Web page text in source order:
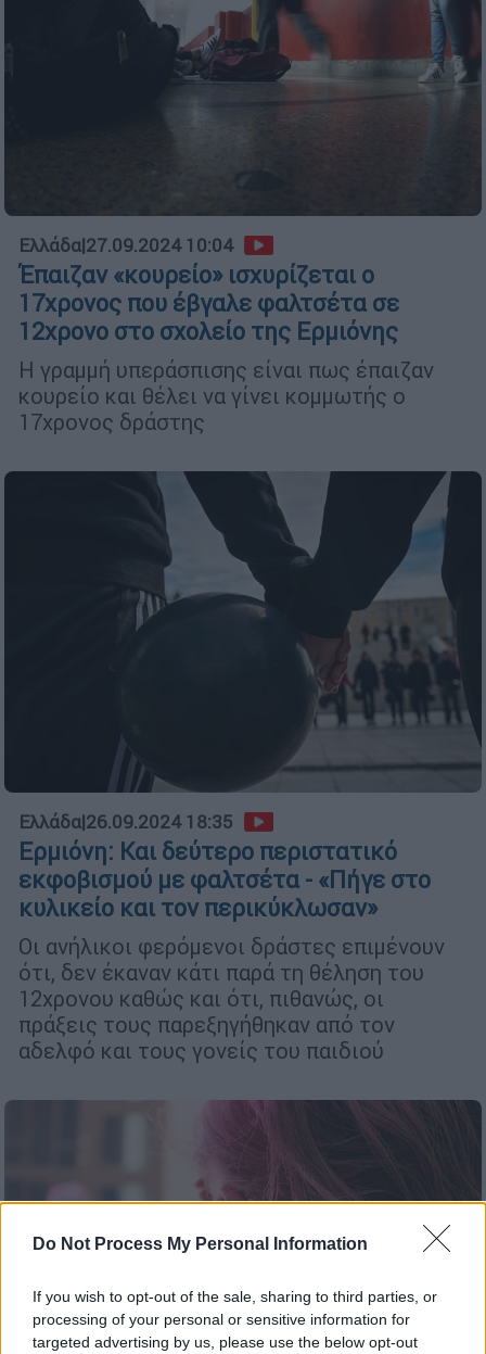
Do Not Process My Personal Information
If you wish to opt-out of the sale, sharing to third parties, or
processing of your personal or sensitive information for
targeted advertising by us, please use the below opt-out
Ελλάδα|27.09.2024 10:04
Έπαιζαν «κουρείο» ισχυρίζεται ο
17χρονος που έβγαλε φαλτσέτα σε
12χρονο στο σχολείο της Ερμιόνης
Η γραμμή υπεράσπισης είναι πως έπαιζαν
κουρείο και θέλει να γίνει κομμωτής ο
17χρονος δράστης
Ελλάδα|26.09.2024 18:35
Ερμιόνη: Και δεύτερο περιστατικό
εκφοβισμού με φαλτσέτα - «Πήγε στο
κυλικείο και τον περικύκλωσαν»
Οι ανήλικοι φερόμενοι δράστες επιμένουν
ότι, δεν έκαναν κάτι παρά τη θέληση του
12χρονου καθώς και ότι, πιθανώς, οι
πράξεις τους παρεξηγήθηκαν από τον
αδελφό και τους γονείς του παιδιού